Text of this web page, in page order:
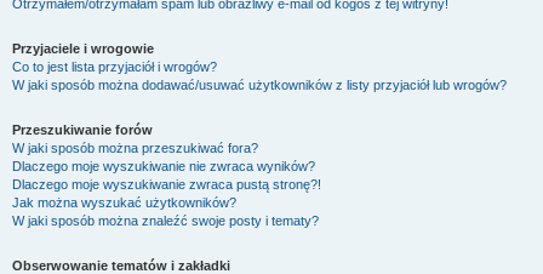
Otrzymałem/otrzymałam spam lub obraźliwy e-mail od kogoś z tej witryny!
Przyjaciele i wrogowie
Co to jest lista przyjaciół i wrogów?
W jaki sposób można dodawać/usuwać użytkowników z listy przyjaciół lub wrogów?
Przeszukiwanie forów
W jaki sposób można przeszukiwać fora?
Dlaczego moje wyszukiwanie nie zwraca wyników?
Dlaczego moje wyszukiwanie zwraca pustą stronę?!
Jak można wyszukać użytkowników?
W jaki sposób można znaleźć swoje posty i tematy?
Obserwowanie tematów i zakładki